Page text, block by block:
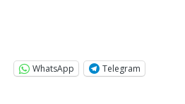
WhatsApp
Telegram